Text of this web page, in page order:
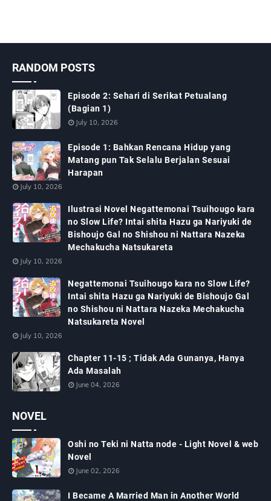
RANDOM POSTS
Episode 2: Sehari di Serikat Petualang
(Bagian 1)
July 10, 2026
Episode 1: Bahkan Rencana Hidup yang
Matang pun Tak Selalu Berjalan Sesuai
Harapan
July 10, 2026
Ilustrasi Novel Negattemonai Tsuihougo kara
no Slow Life? Intai shita Hazu ga Nariyuki de
Bishoujo Gal no Shishou ni Nattara Nazeka
Mechakucha Natsukareta
July 10, 2026
Negattemonai Tsuihougo kara no Slow Life?
Intai shita Hazu ga Nariyuki de Bishoujo Gal
no Shishou ni Nattara Nazeka Mechakucha
Natsukareta Novel
July 10, 2026
Chapter 11-15 ; Tidak Ada Gunanya, Hanya
Ada Masalah
June 04, 2026
NOVEL
Oshi no Teki ni Natta node - Light Novel & web
Novel
June 02, 2026
I Became A Married Man in Another World